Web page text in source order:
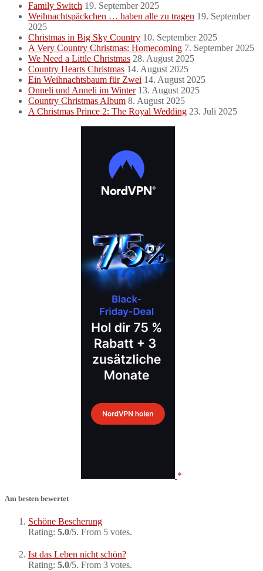
Family Switch 19. September 2025
Weihnachtspäckchen … haben alle zu tragen 19. September
2025
Christmas in Big Sky Country 10. September 2025
A Very Country Christmas: Homecoming 7. September 2025
We Need a Little Christmas 28. August 2025
Country Hearts Christmas 14. August 2025
Ein Weihnachtsbaum für Zwei 14. August 2025
Onneli und Anneli im Winter 13. August 2025
Country Christmas Album 8. August 2025
A Christmas Prince 2: The Royal Wedding 23. Juli 2025
Am besten bewertet
Schöne Bescherung
Rating: 5.0/5. From 5 votes.
Ist das Leben nicht schön?
Rating: 5.0/5. From 3 votes.